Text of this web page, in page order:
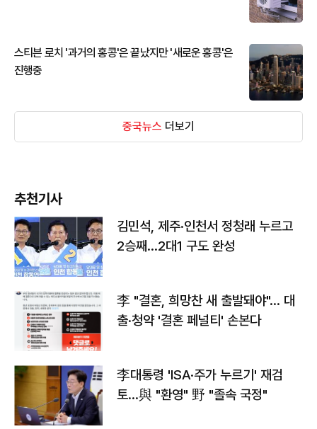
스티븐 로치 '과거의 홍콩'은 끝났지만 '새로운 홍콩'은
진행중
중국뉴스 더보기
추천기사
김민석, 제주·인천서 정청래 누르고
2승째…2대1 구도 완성
李 "결혼, 희망찬 새 출발돼야"… 대
출·청약 '결혼 페널티' 손본다
李대통령 'ISA·주가 누르기' 재검
토…與 "환영" 野 "졸속 국정"